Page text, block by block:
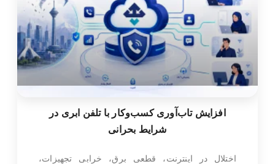
افزایش تاب‌آوری کسب‌وکار با تلفن ابری در
شرایط بحرانی
اختلال در اینترنت، قطعی برق، خرابی تجهیزات،